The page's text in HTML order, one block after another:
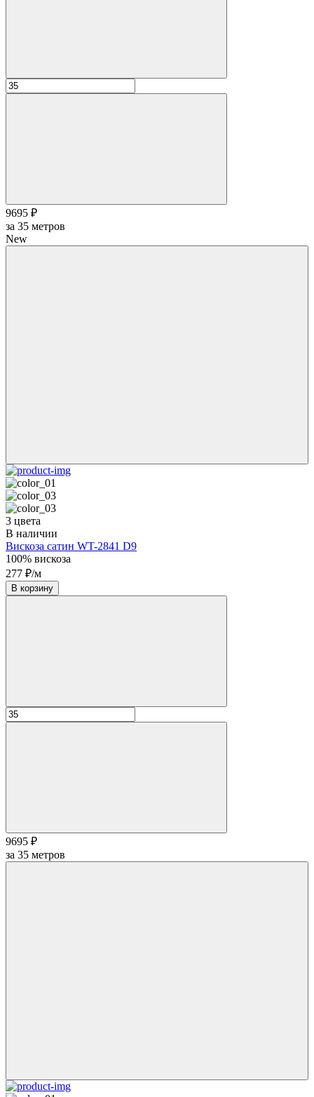
9695 ₽
за 35 метров
New
3 цвета
В наличии
Вискоза сатин WT-2841 D9
100% вискоза
277 ₽/м
В корзину
9695 ₽
за 35 метров